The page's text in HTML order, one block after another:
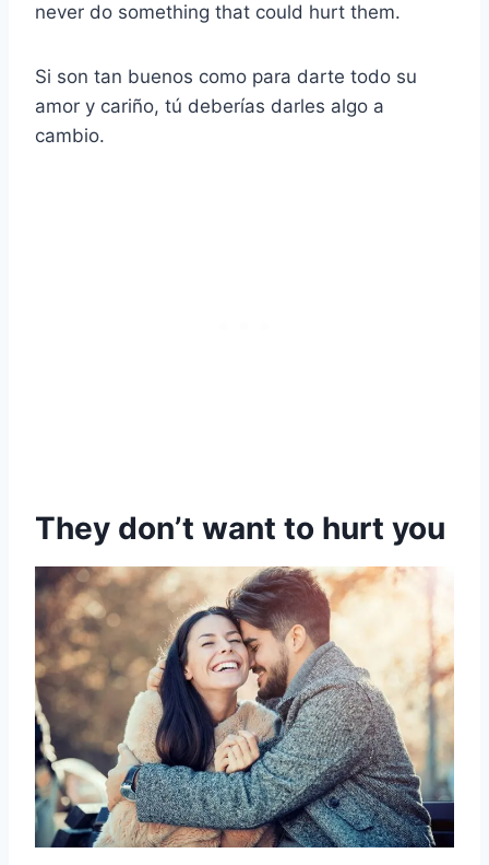
never do something that could hurt them.
Si son tan buenos como para darte todo su
amor y cariño, tú deberías darles algo a
cambio.
They don’t want to hurt you